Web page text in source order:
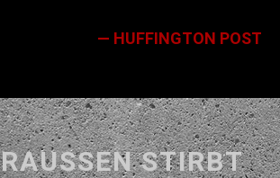
— HUFFINGTON POST
STIRBT